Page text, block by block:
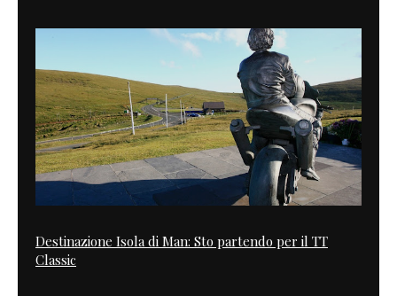
Destinazione Isola di Man: Sto partendo per il TT
Classic